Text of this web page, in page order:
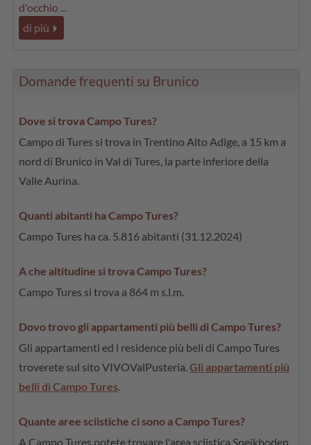
d'occhio ...
di più
Domande frequenti su Brunico
Dove si trova Campo Tures?
Campo di Tures si trova in Trentino Alto Adige, a 15 km a
nord di Brunico in Val di Tures, la parte inferiore della
Valle Aurina.
Quanti abitanti ha Campo Tures?
Campo Tures ha ca. 5.816 abitanti (31.12.2024)
A che altitudine si trova Campo Tures?
Campo Tures si trova a 864 m s.l.m.
Dovo trovo gli appartamenti più belli di Campo Tures?
Gli appartamenti ed i residence più beli di Campo Tures
troverete sul sito VIVOValPusteria.Gli appartamenti più
belli di Campo Tures
Quante aree sciistiche ci sono a Campo Tures?
A Campo Tures potete trovare l'area sciistica Speikboden